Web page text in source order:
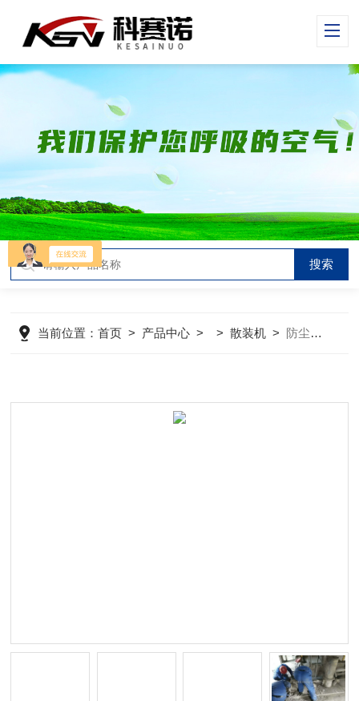
当前位置：首页 > 产品中心 > >散装机 > 防尘环保散装机用于水泥散装发放作业